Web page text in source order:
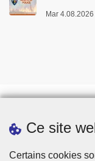
Ce site
Certains cookies
Mar